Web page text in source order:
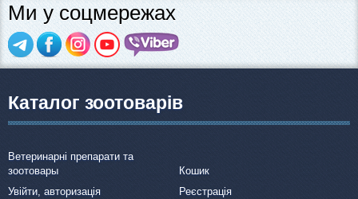
Ми у соцмережах
Каталог зоотоварів
Ветеринарні препарати та
зоотовары
Кошик
Увійти, авторизація
Реєстрація